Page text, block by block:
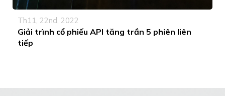
Th11, 22nd, 2022
Giải trình cổ phiếu API tăng trần 5 phiên liên
tiếp